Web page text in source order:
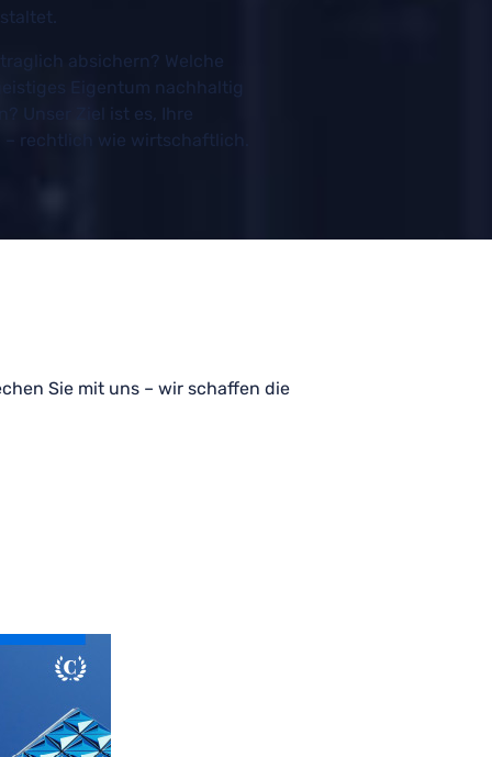
absichern? Welche
Eigentum nachhaltig
Unser Ziel ist es, Ihre
rechtlich wie wirtschaftlich.
Sie mit uns – wir schaffen die